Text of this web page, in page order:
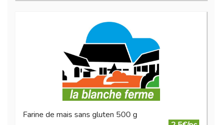
Farine de mais sans gluten 500 g